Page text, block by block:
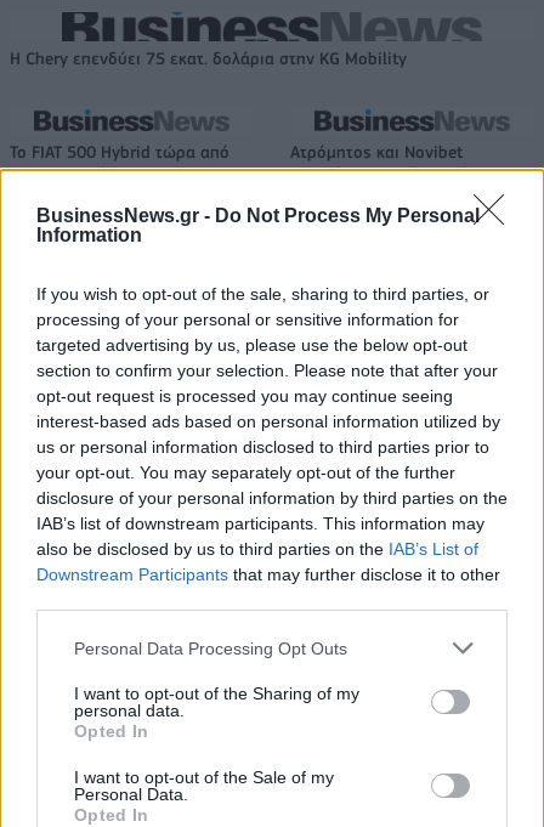
BusinessNews.gr - Do Not Process My Personal
Information
If you wish to opt-out of the sale, sharing to third parties, or
processing of your personal or sensitive information for
targeted advertising by us, please use the below opt-out
section to confirm your selection. Please note that after your
opt-out request is processed you may continue seeing
interest-based ads based on personal information utilized by
us or personal information disclosed to third parties prior to
your opt-out. You may separately opt-out of the further
disclosure of your personal information by third parties on the
IAB’s list of downstream participants. This information may
also be disclosed by us to third parties on the IAB’s List of
Downstream Participants that may further disclose it to other
Personal Data Processing Opt Outs
I want to opt-out of the Sharing of my
personal data.
Opted In
I want to opt-out of the Sale of my
Personal Data.
Opted In
Η Chery επενδύει 75 εκατ. δολάρια στην KG Mobility
Το FIAT 500 Hybrid τώρα από
18.990 ευρώ
Ατρόμητος και Novibet
συνεχίζουν μαζί: Ανανέωση της
συνεργασίας τους μέχρι το
2028
18η συνεχόμενη χρονιά για τον ΟΤΕ στη διεθνή σειρά δεικτών
FTSE4Good
Alpha Bank: Για πρώτη φορά το Αρχαίο Θέατρο Επιδαύρου άνοιξε τις
πύλες του σε όλους
ΠΕΡΙΣΣΌΤΕΡΑ ΣΕ ΑΥΤΉ ΤΗΝ ΚΑΤΗΓΟΡΊΑ
Meta: Aύξηση